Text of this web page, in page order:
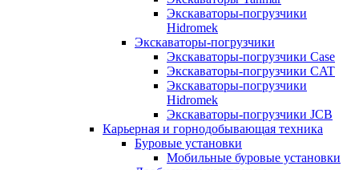
Экскаваторы-погрузчики
Hidromek
Экскаваторы-погрузчики
Экскаваторы-погрузчики Case
Экскаваторы-погрузчики CAT
Экскаваторы-погрузчики
Hidromek
Экскаваторы-погрузчики JCB
Карьерная и горнодобывающая техника
Буровые установки
Мобильные буровые установки